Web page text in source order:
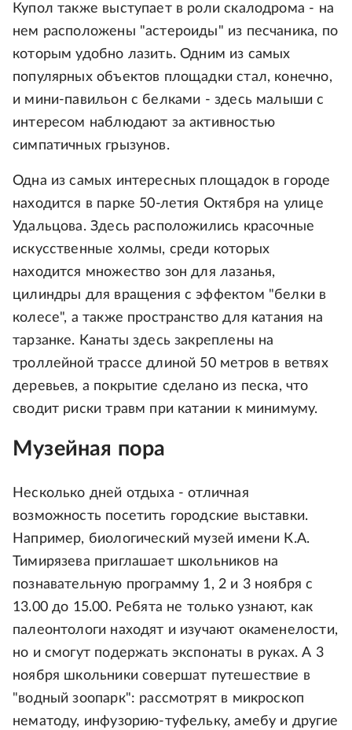
Купол также выступает в роли скалодрома - на
нем расположены "астероиды" из песчаника, по
которым удобно лазить. Одним из самых
популярных объектов площадки стал, конечно,
и мини-павильон с белками - здесь малыши с
интересом наблюдают за активностью
симпатичных грызунов.
Одна из самых интересных площадок в городе
находится в парке 50-летия Октября на улице
Удальцова. Здесь расположились красочные
искусственные холмы, среди которых
находится множество зон для лазанья,
цилиндры для вращения с эффектом "белки в
колесе", а также пространство для катания на
тарзанке. Канаты здесь закреплены на
троллейной трассе длиной 50 метров в ветвях
деревьев, а покрытие сделано из песка, что
сводит риски травм при катании к минимуму.
Музейная пора
Несколько дней отдыха - отличная
возможность посетить городские выставки.
Например, биологический музей имени К.А.
Тимирязева приглашает школьников на
познавательную программу 1, 2 и 3 ноября с
13.00 до 15.00. Ребята не только узнают, как
палеонтологи находят и изучают окаменелости,
но и смогут подержать экспонаты в руках. А 3
ноября школьники совершат путешествие в
"водный зоопарк": рассмотрят в микроскоп
нематоду, инфузорию-туфельку, амебу и другие